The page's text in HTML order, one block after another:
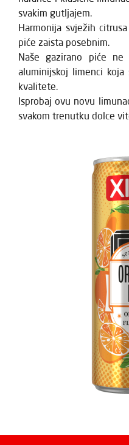
svakim gutljajem.
Harmonija svježih
piće zaista posebnim.
Naše gazirano piće
aluminijskoj limenci
kvalitete.
Isprobaj ovu novu
svakom trenutku dolce